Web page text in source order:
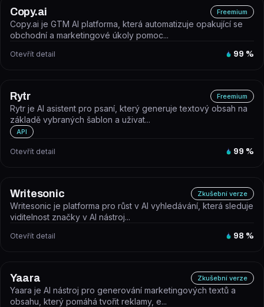
Copy.ai Freemium
Copy.ai je GTM AI platforma, která automatizuje opakující se
obchodní a marketingové úkoly pomoc...
Otevřít detail 99 %
Rytr Freemium
Rytr je AI asistent pro psaní, který generuje textový obsah na
základě vybraných šablon a uživat...
API
Otevřít detail 99 %
Writesonic Zkušební verze
Writesonic je platforma pro růst v AI vyhledávání, která sleduje
viditelnost značky v AI nástroj...
Otevřít detail 98 %
Yaara Zkušební verze
Yaara je AI nástroj pro generování marketingových textů a
obsahu, který pomáhá tvořit reklamy, e...